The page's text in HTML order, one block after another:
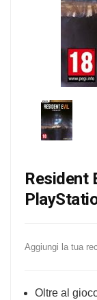
Resident
Aggiungi la tua
Oltre al